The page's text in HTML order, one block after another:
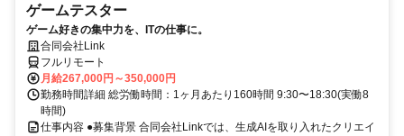
ゲームテスター
ゲーム好きの集中力を、ITの仕事に。
合同会社Link
フルリモート
月給267,000円～350,000円
勤務時間詳細 総労働時間：1ヶ月あたり160時間 9:30〜18:30(実働8
時間)
仕事内容 ●募集背景 合同会社Linkでは、生成AIを取り入れたクリエイ